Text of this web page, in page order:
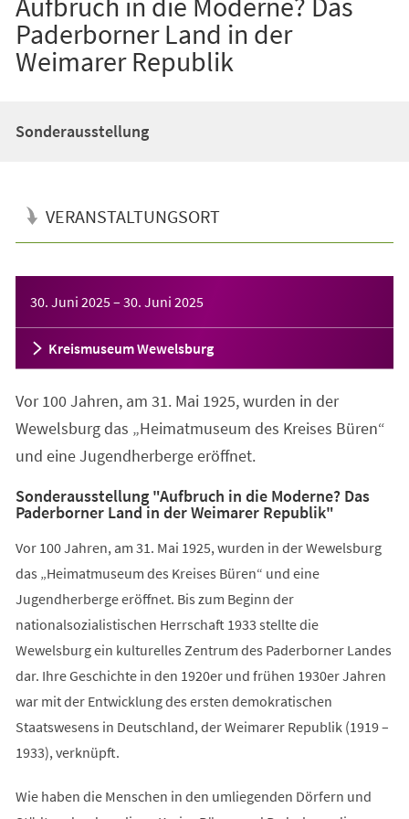
Paderborner Land in der
Weimarer Republik
Sonderausstellung
VERANSTALTUNGSORT
30. Juni 2025– 30. Juni 2025
Kreismuseum Wewelsburg
Vor 100 Jahren, am 31. Mai 1925, wurden in der
Wewelsburg das „Heimatmuseum des Kreises Büren“
und eine Jugendherberge eröffnet.
Sonderausstellung "Aufbruch in die Moderne? Das
Paderborner Land in der Weimarer Republik"
Vor 100 Jahren, am 31. Mai 1925, wurden in der Wewelsburg
das „Heimatmuseum des Kreises Büren“ und eine
Jugendherberge eröffnet. Bis zum Beginn der
nationalsozialistischen Herrschaft 1933 stellte die
Wewelsburg ein kulturelles Zentrum des Paderborner Landes
dar. Ihre Geschichte in den 1920er und frühen 1930er Jahren
war mit der Entwicklung des ersten demokratischen
Staatswesens in Deutschland, der Weimarer Republik (1919 –
1933), verknüpft.
Wie haben die Menschen in den umliegenden Dörfern und